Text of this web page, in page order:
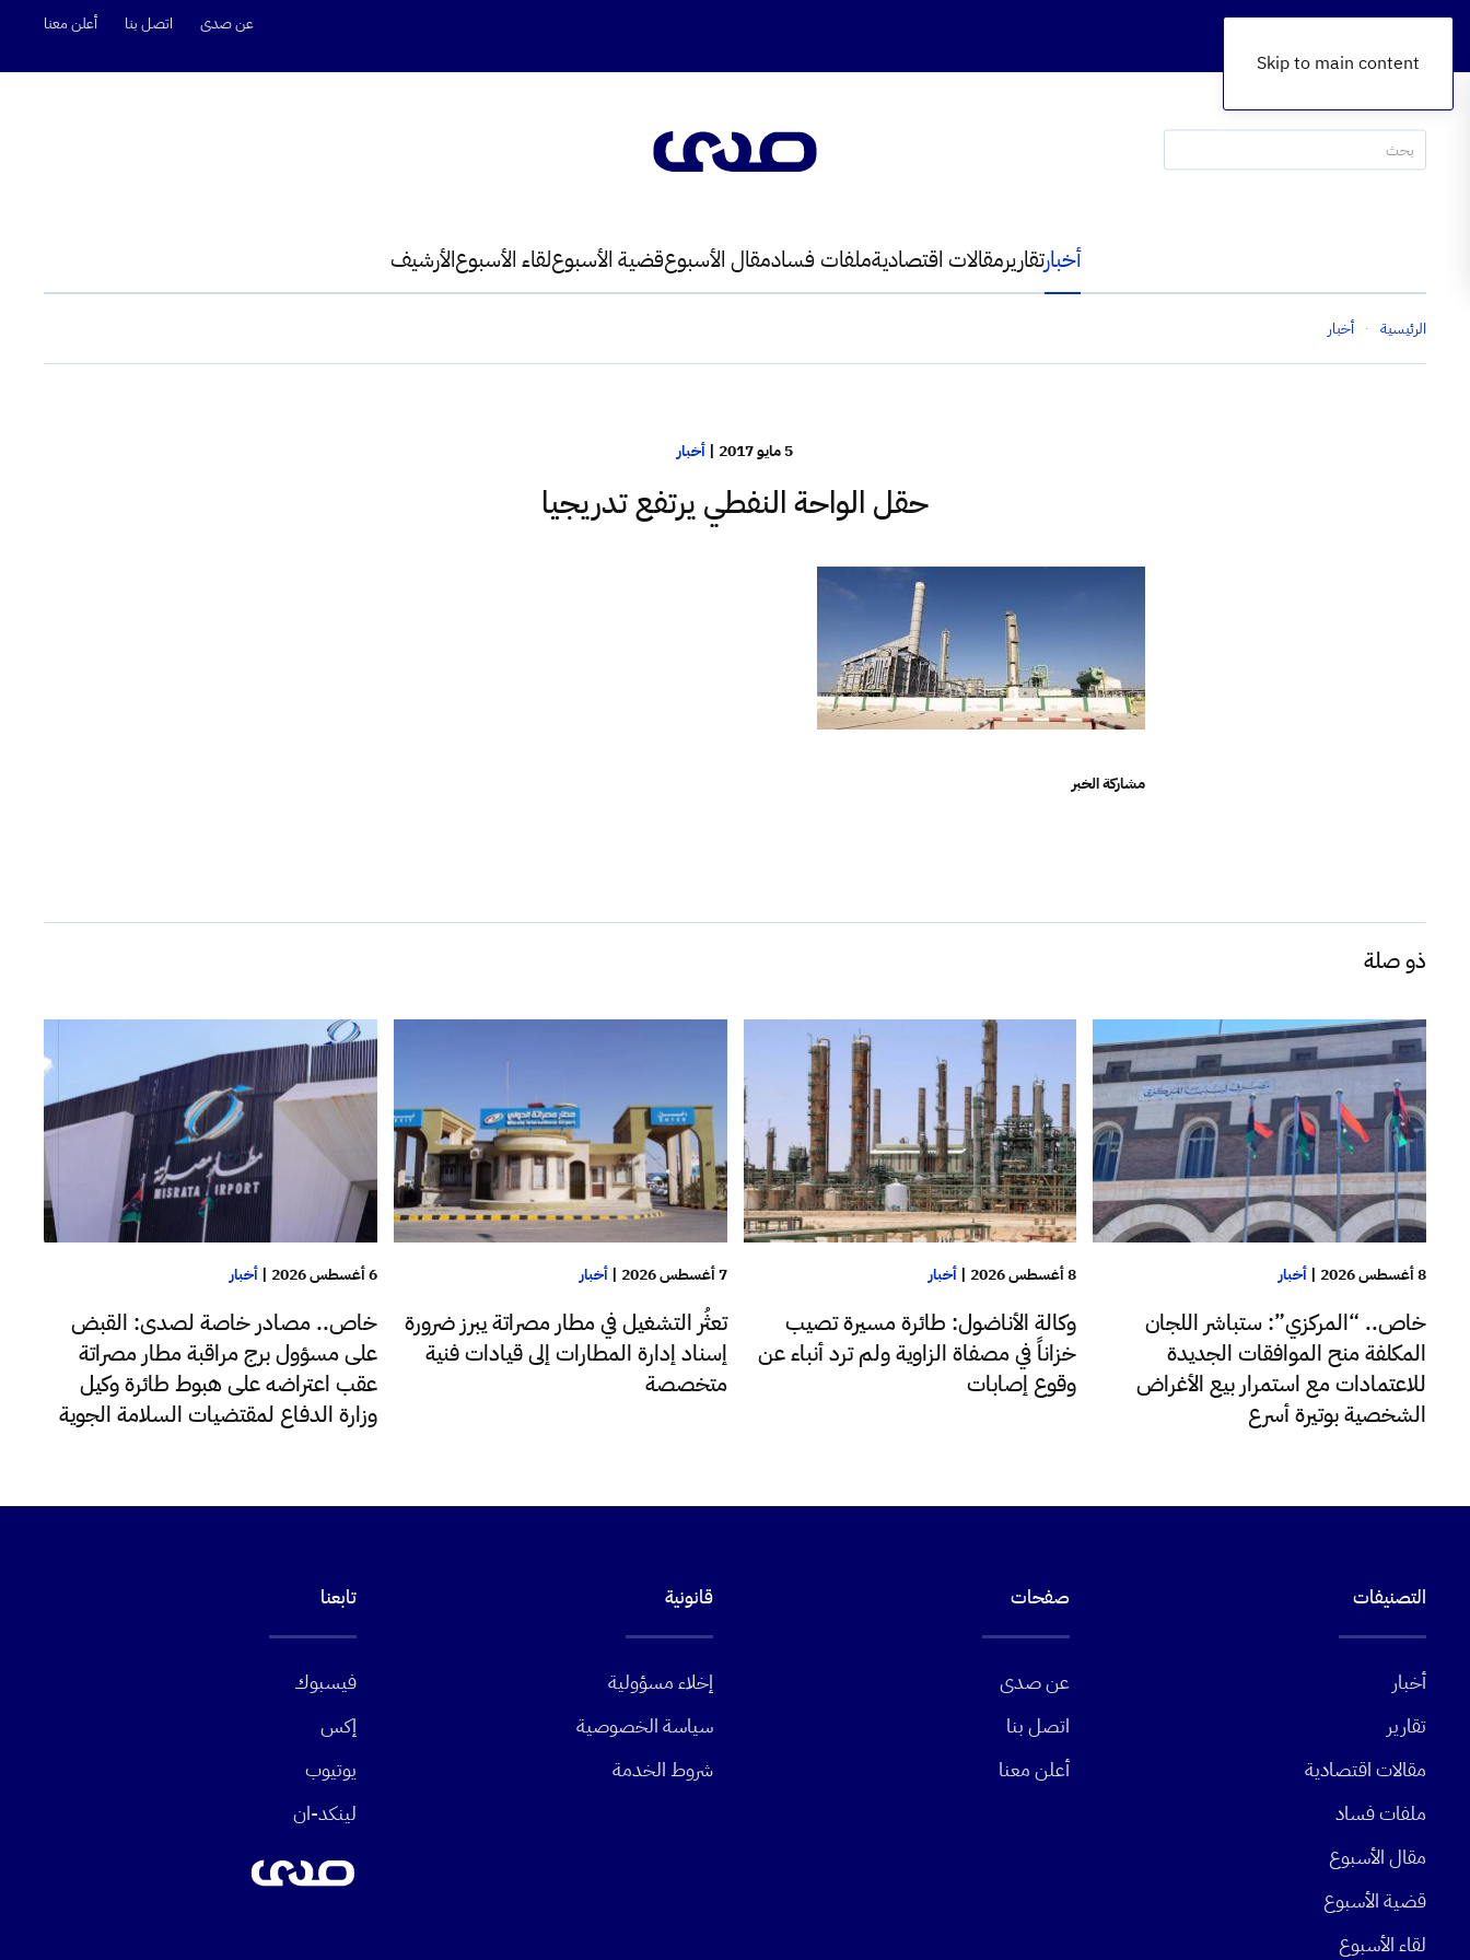
Skip to main content
عن صدى اتصل بنا أعلن معنا
أخبارتقاريرمقالات اقتصاديةملفات فسادمقال الأسبوعقضية الأسبوعلقاء الأسبوعالأرشيف
الرئيسية أخبار
5 مايو 2017 | أخبار
حقل الواحة النفطي يرتفع تدريجيا
مشاركة الخبر
ذو صلة
8 أغسطس 2026 | أخبار
خاص.. “المركزي”: ستباشر اللجان
المكلفة منح الموافقات الجديدة
للاعتمادات مع استمرار بيع الأغراض
الشخصية بوتيرة أسرع
8 أغسطس 2026 | أخبار
وكالة الأناضول: طائرة مسيرة تصيب
خزاناً في مصفاة الزاوية ولم ترد أنباء عن
وقوع إصابات
7 أغسطس 2026 |أخبار
تعثُر التشغيل في مطار مصراتة يبرز ضرورة
إسناد إدارة المطارات إلى قيادات فنية
متخصصة
6 أغسطس 2026 |أخبار
خاص.. مصادر خاصة لصدى: القبض
على مسؤول برج مراقبة مطار مصراتة
عقب اعتراضه على هبوط طائرة وكيل
وزارة الدفاع لمقتضيات السلامة الجوية
التصنيفات
أخبار
تقارير
مقالات اقتصادية
ملفات فساد
مقال الأسبوع
قضية الأسبوع
لقاء الأسبوع
صفحات
عن صدى
اتصل بنا
أعلن معنا
قانونية
إخلاء مسؤولية
سياسة الخصوصية
شروط الخدمة
تابعنا
فيسبوك
إكس
يوتيوب
لينكد-ان